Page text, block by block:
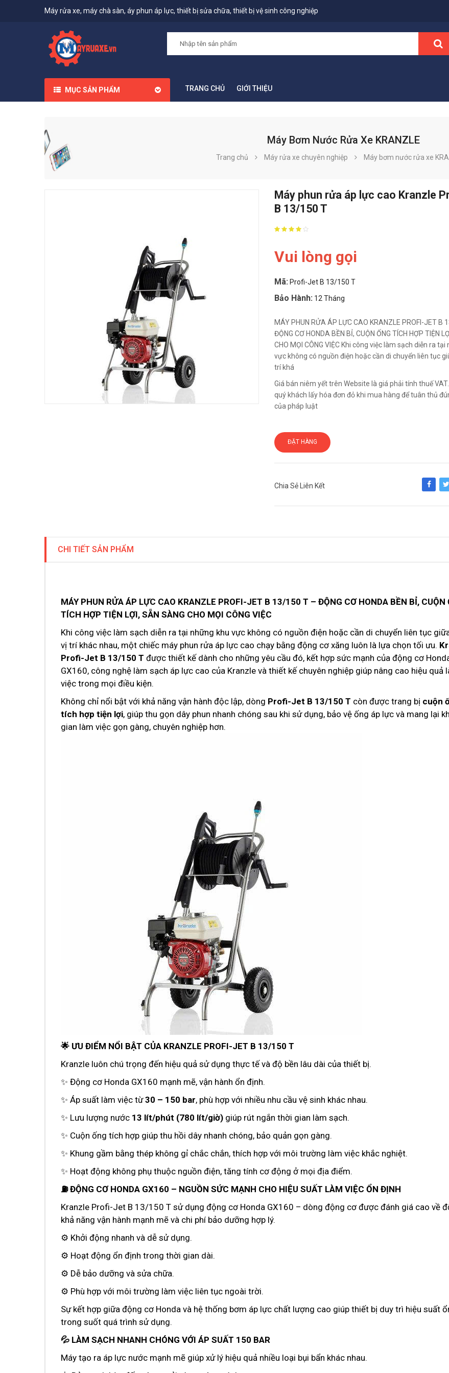
Máy rửa xe, máy chà sàn, áy phun áp lực, thiết bị sửa chữa, thiết bị vệ sinh công nghiệp
MỤC SẢN PHẨM TRANG CHỦ GIỚI THIỆU
Máy Bơm Nước Rửa Xe KRANZLE
Trang chủ Máy rửa xe chuyên nghiệp Máy bơm nước rửa xe
Máy phun rửa áp lực cao Kranzle
B 13/150 T
Vui lòng gọi
Mã: Profi-Jet B 13/150 T
Bảo Hành: 12 Tháng
MÁY PHUN RỬA ÁP LỰC CAO KRANZLE PROFI-JET B
ĐỘNG CƠ HONDA BỀN BỈ, CUỘN ỐNG TÍCH HỢP TIỆN
CHO MỌI CÔNG VIỆC Khi công việc làm sạch diễn ra
vực không có nguồn điện hoặc cần di chuyển liên tục
trí khá
Giá bán niêm yết trên Website là giá phải tính thuế
quý khách lấy hóa đơn đỏ khi mua hàng để tuân thủ
của pháp luật
ĐẶT HÀNG
Chia Sẻ Liên Kết
Share
CHI TIẾT SẢN PHẨM
MÁY PHUN RỬA ÁP LỰC CAO KRANZLE PROFI-JET B 13/150 T – ĐỘNG CƠ HONDA BỀN BỈ, CUỘN
TÍCH HỢP TIỆN LỢI, SẴN SÀNG CHO MỌI CÔNG VIỆC
Khi công việc làm sạch diễn ra tại những khu vực không có nguồn điện hoặc cần di chuyển liên tục
vị trí khác nhau, một chiếc máy phun rửa áp lực cao chạy bằng động cơ xăng luôn là lựa chọn tối ưu.
Profi-Jet B 13/150 T được thiết kế dành cho những yêu cầu đó, kết hợp sức mạnh của động cơ
GX160, công nghệ làm sạch áp lực cao của Kranzle và thiết kế chuyên nghiệp giúp nâng cao hiệu quả
việc trong mọi điều kiện.
Không chỉ nổi bật với khả năng vận hành độc lập, dòng Profi-Jet B 13/150 T còn được trang bị cuộn
tích hợp tiện lợi, giúp thu gọn dây phun nhanh chóng sau khi sử dụng, bảo vệ ống áp lực và mang lại
gian làm việc gọn gàng, chuyên nghiệp hơn.
🌟 ƯU ĐIỂM NỔI BẬT CỦA KRANZLE PROFI-JET B 13/150 T
Kranzle luôn chú trọng đến hiệu quả sử dụng thực tế và độ bền lâu dài của thiết bị.
✨ Động cơ Honda GX160 mạnh mẽ, vận hành ổn định.
✨ Áp suất làm việc từ30 – 150 bar, phù hợp với nhiều nhu cầu vệ sinh khác nhau.
✨ Lưu lượng nước 13 lít/phút (780 lít/giờ) giúp rút ngắn thời gian làm sạch.
✨ Cuộn ống tích hợp giúp thu hồi dây nhanh chóng, bảo quản gọn gàng.
✨ Khung gầm bằng thép không gỉ chắc chắn, thích hợp với môi trường làm việc khắc nghiệt.
✨ Hoạt động không phụ thuộc nguồn điện, tăng tính cơ động ở mọi địa điểm.
⛽ ĐỘNG CƠ HONDA GX160 – NGUỒN SỨC MẠNH CHO HIỆU SUẤT LÀM VIỆC ỔN ĐỊNH
Kranzle Profi-Jet B 13/150 T sử dụng động cơ Honda GX160 – dòng động cơ được đánh giá cao về
khả năng vận hành mạnh mẽ và chi phí bảo dưỡng hợp lý.
⚙️ Khởi động nhanh và dễ sử dụng.
⚙️ Hoạt động ổn định trong thời gian dài.
⚙️ Dễ bảo dưỡng và sửa chữa.
⚙️ Phù hợp với môi trường làm việc liên tục ngoài trời.
Sự kết hợp giữa động cơ Honda và hệ thống bơm áp lực chất lượng cao giúp thiết bị duy trì hiệu suất
trong suốt quá trình sử dụng.
💦 LÀM SẠCH NHANH CHÓNG VỚI ÁP SUẤT 150 BAR
Máy tạo ra áp lực nước mạnh mẽ giúp xử lý hiệu quả nhiều loại bụi bẩn khác nhau.